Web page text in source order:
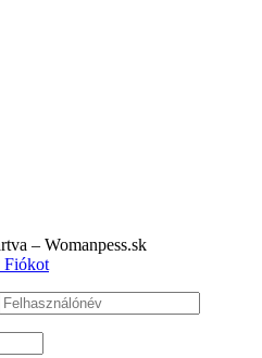
– Womanpess.sk
Fiókot